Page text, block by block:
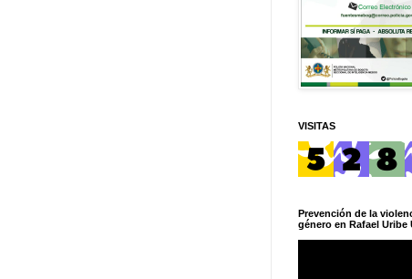
VISITAS
Prevención de la
género en Rafael Uribe